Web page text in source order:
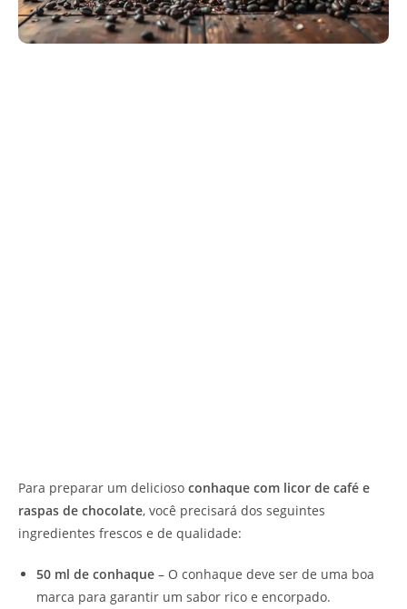
Para preparar um delicioso conhaque com licor de café e
raspas de chocolate, você precisará dos seguintes
ingredientes frescos e de qualidade:
50 ml de conhaque – O conhaque deve ser de uma boa
marca para garantir um sabor rico e encorpado.